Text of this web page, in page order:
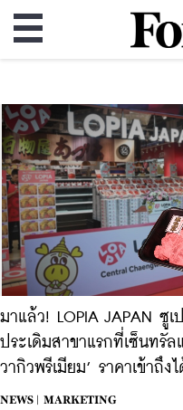
มาแล้ว! LOPIA JAPAN ซู
ประเดิมสาขาแรกที่เซ็นทรั
วากิวพรีเมียม’ ราคาเข้าถึงไ
NEWS |
MARKETING